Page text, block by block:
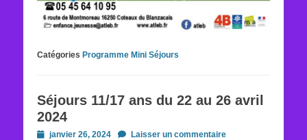
Catégories Programme Mini Séjours
Séjours 11/17 ans du 22 au 26 avril
2024
Postedjanvier 26, 2024 Laisser un commentaire